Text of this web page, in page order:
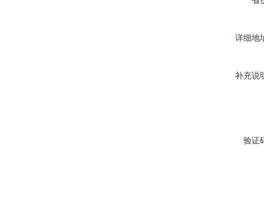
详细地
补充说
验证